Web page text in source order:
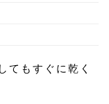
てもすぐに乾く